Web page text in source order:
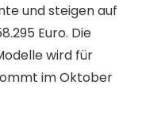
und steigen auf
Euro. Die
wird für
im Oktober